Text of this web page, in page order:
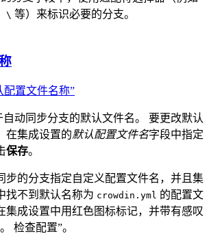
\ 等）来标识必要的分支。
配置文件名称”
自动同步分支的默认文件名。 要更改默认
在集成设置的默认配置文件名字段中指定
保存。
步的分支指定自定义配置文件名，并且集
找不到默认名称为 crowdin.yml 的配置文
集成设置中用红色图标标记，并带有感叹
检查配置”。